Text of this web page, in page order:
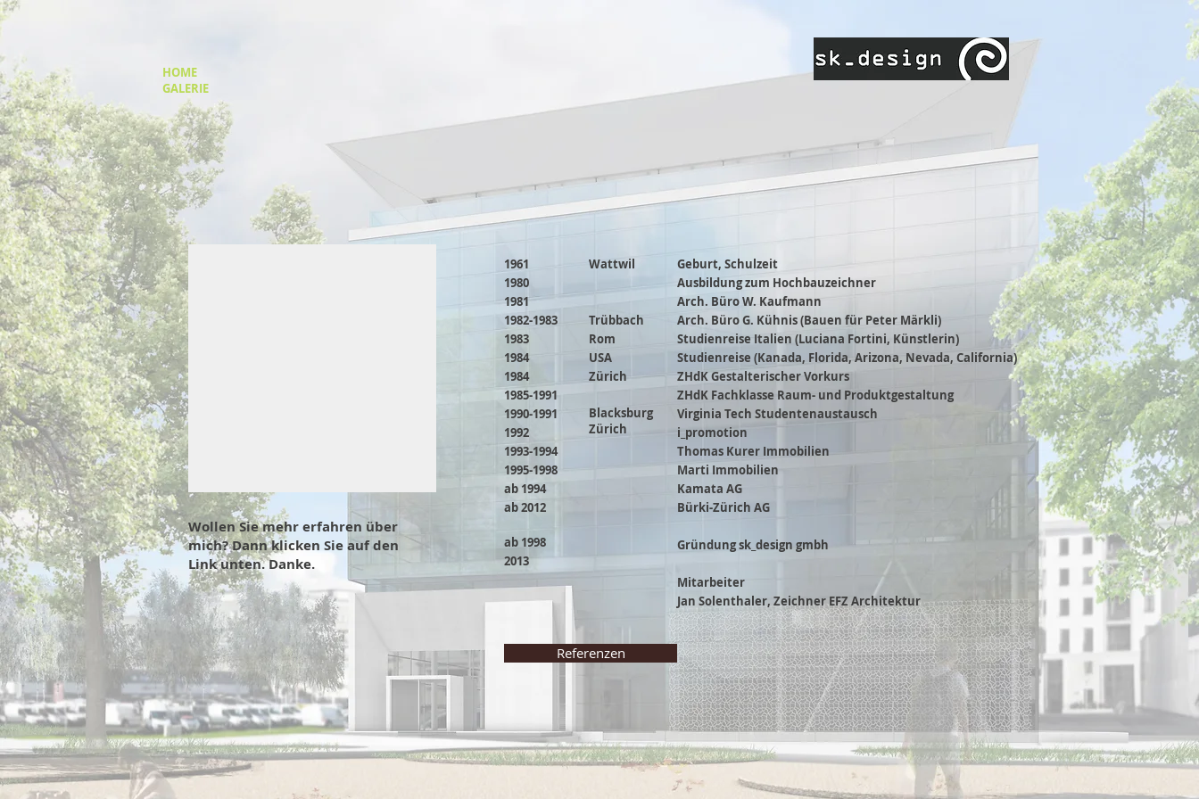
HOME
GALERIE
Wollen Sie mehr erfahren über
mich? Dann klicken Sie auf den
Link unten. Danke.
1961
1980
1981
1982-1983
1983
1984
1984
1985-1991
1990-1991
1992
1993-1994
1995-1998
ab 1994
ab 2012
ab 1998
2013
Wattwil
Trübbach
Rom
USA
Zürich
Blacksburg
Zürich
Geburt, Schulzeit
Ausbildung zum Hochbauzeichner
Arch. Büro W. Kaufmann
Arch. Büro G. Kühnis (Bauen für Peter Märkli)
Studienreise Italien (Luciana Fortini, Künstlerin)
Studienreise (Kanada, Florida, Arizona, Nevada, California)
ZHdK Gestalterischer Vorkurs
ZHdK Fachklasse Raum- und Produktgestaltung
Virginia Tech Studentenaustausch
i_promotion
Thomas Kurer Immobilien
Marti Immobilien
Kamata AG
Bürki-Zürich AG
Gründung sk_design gmbh
Mitarbeiter
Jan Solenthaler, Zeichner EFZ Architektur
Referenzen